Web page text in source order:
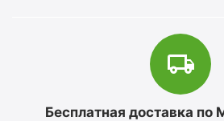
Бесплатная доставка по